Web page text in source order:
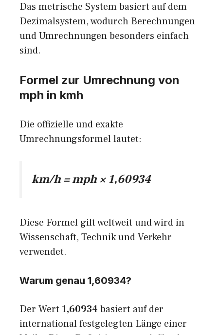
Das metrische System basiert auf dem
Dezimalsystem, wodurch Berechnungen
und Umrechnungen besonders einfach
sind.
Formel zur Umrechnung von
mph in kmh
Die offizielle und exakte
Umrechnungsformel lautet:
km/h = mph × 1,60934
Diese Formel gilt weltweit und wird in
Wissenschaft, Technik und Verkehr
verwendet.
Warum genau 1,60934?
Der Wert 1,60934 basiert auf der
international festgelegten Länge einer